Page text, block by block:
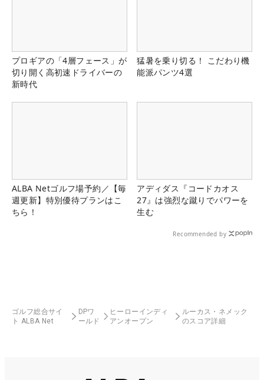
プロギアの「4層フェース」が
切り開く高初速ドライバーの
新時代
猛暑を乗り切る！ こだわり機
能派パンツ4選
ALBA Netゴルフ場予約／【毎
週更新】特別優待プランはこ
ちら！
アディダス『コードカオス
27』は強烈な蹴りでパワーを
生む
Recommended by
ゴルフ総合サイ
ト ALBA Net
DPワ
ールド
ヒーローインディ
アンオープン
ルーカス・ネメック
のスコア詳細